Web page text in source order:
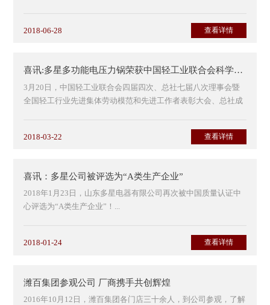
2018-06-28 查看详情
喜讯:多星多功能电压力锅荣获中国轻工业联合会科学技术发明奖
3月20日，中国轻工业联合会四届四次、总社七届八次理事会暨
全国轻工行业先进集体劳动模范和先进工作者表彰大会、总社成
2018-03-22 查看详情
喜讯：多星公司被评选为“A类生产企业”
2018年1月23日，山东多星电器有限公司再次被中国质量认证中
心评选为“A类生产企业”！...
2018-01-24 查看详情
潍百集团参观公司 厂商携手共创辉煌
2016年10月12日，潍百集团各门店三十余人，到公司参观，了解